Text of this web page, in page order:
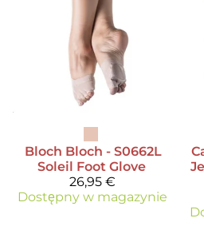
Bloch Bloch - S0662L
Soleil Foot Glove
26,95 €
Dostępny w magazynie